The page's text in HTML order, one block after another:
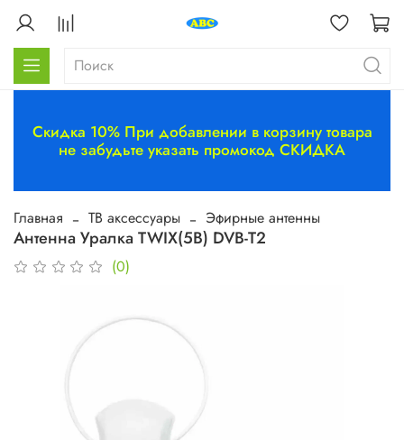
Скидка 10% При добавлении в корзину товара
не забудьте указать промокод СКИДКА
Главная ТВ аксессуары Эфирные антенны
Антенна Уралка TWIX(5В) DVB-T2
(0)